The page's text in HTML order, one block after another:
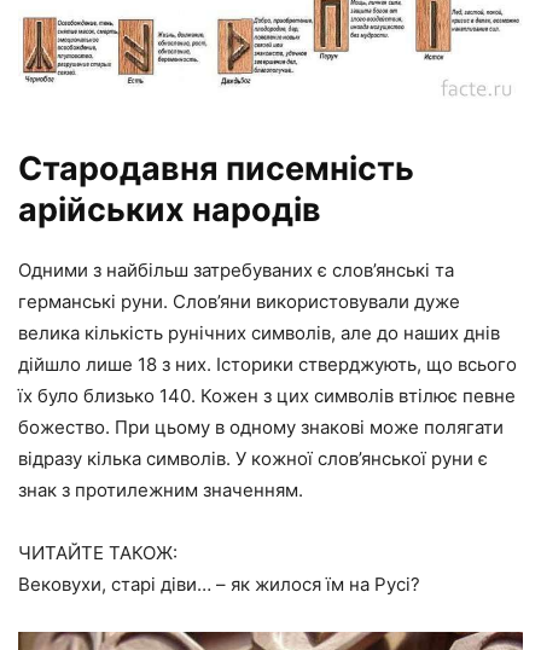
Стародавня писемність
арійських народів
Одними з найбільш затребуваних є слов’янські та
германські руни. Слов’яни використовували дуже
велика кількість рунічних символів, але до наших днів
дійшло лише 18 з них. Історики стверджують, що всього
їх було близько 140. Кожен з цих символів втілює певне
божество. При цьому в одному знакові може полягати
відразу кілька символів. У кожної слов’янської руни є
знак з протилежним значенням.
ЧИТАЙТЕ ТАКОЖ:
Вековухи, старі діви… – як жилося їм на Русі?